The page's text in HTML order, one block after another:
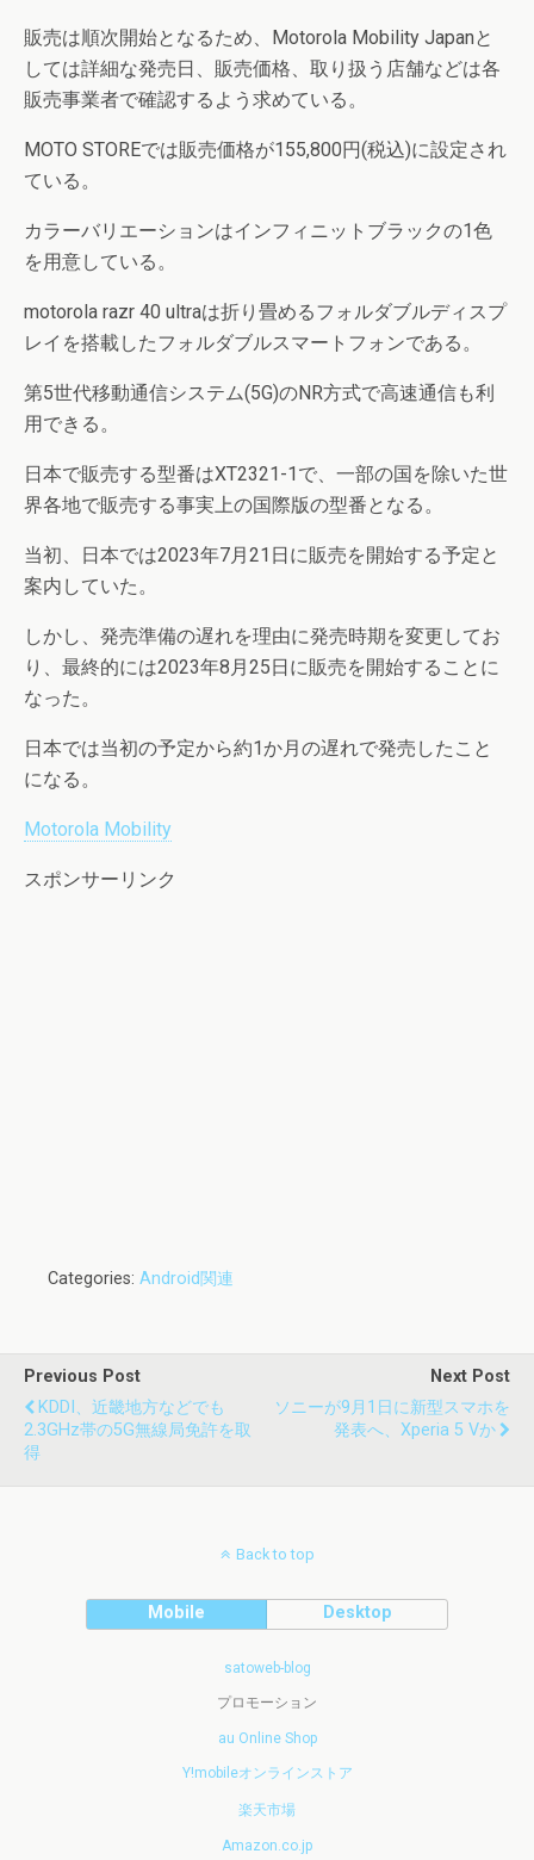
販売は順次開始となるため、Motorola Mobility Japanと
しては詳細な発売日、販売価格、取り扱う店舗などは各
販売事業者で確認するよう求めている。
MOTO STOREでは販売価格が155,800円(税込)に設定され
ている。
カラーバリエーションはインフィニットブラックの1色
を用意している。
motorola razr 40 ultraは折り畳めるフォルダブルディスプ
レイを搭載したフォルダブルスマートフォンである。
第5世代移動通信システム(5G)のNR方式で高速通信も利
用できる。
日本で販売する型番はXT2321-1で、一部の国を除いた世
界各地で販売する事実上の国際版の型番となる。
当初、日本では2023年7月21日に販売を開始する予定と
案内していた。
しかし、発売準備の遅れを理由に発売時期を変更してお
り、最終的には2023年8月25日に販売を開始することに
なった。
日本では当初の予定から約1か月の遅れで発売したこと
になる。
Motorola Mobility
スポンサーリンク
Categories: Android関連
Previous Post
KDDI、近畿地方などでも
2.3GHz帯の5G無線局免許を取
得
Next Post
ソニーが9月1日に新型スマホを
発表へ、Xperia 5 Vか
Back to top
Mobile Desktop
satoweb-blog
プロモーション
au Online Shop
Y!mobileオンラインストア
楽天市場
Amazon.co.jp